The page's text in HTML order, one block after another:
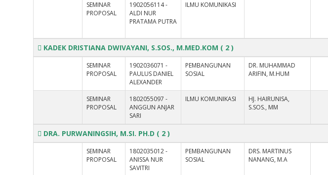
SEMINAR
PROPOSAL
1902056114 -
ALDI NUR
PRATAMA PUTRA
ILMU KOMUNIKASI
KADEK DRISTIANA DWIVAYANI, S.SOS., M.MED.KOM ( 2 )
SEMINAR
PROPOSAL
1902036071 -
PAULUS DANIEL
ALEXANDER
PEMBANGUNAN
SOSIAL
DR. MUHAMMAD
ARIFIN, M.HUM
SEMINAR
PROPOSAL
1802055097 -
ANGGUN ANJAR
SARI
ILMU KOMUNIKASI
HJ. HAIRUNISA,
S.SOS., MM
DRA. PURWANINGSIH, M.SI. PH.D ( 2 )
SEMINAR
PROPOSAL
1802035012 -
ANISSA NUR
SAVITRI
PEMBANGUNAN
SOSIAL
DRS. MARTINUS
NANANG, M.A